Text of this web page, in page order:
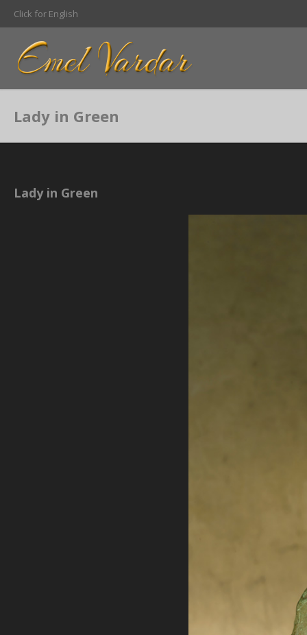
Click for English
Lady in Green
Lady in Green